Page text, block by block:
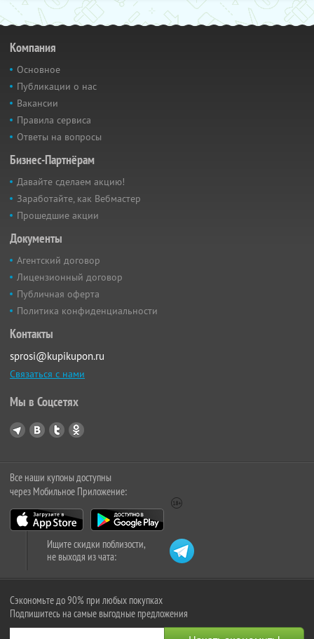
Компания
Основное
Публикации о нас
Вакансии
Правила сервиса
Ответы на вопросы
Бизнес-Партнёрам
Давайте сделаем акцию!
Заработайте, как Вебмастер
Прошедшие акции
Документы
Агентский договор
Лицензионный договор
Публичная оферта
Политика конфиденциальности
Контакты
sprosi@kupikupon.ru
Связаться с нами
Мы в Соцсетях
Все наши купоны доступны
через Мобильное Приложение:
Ищите скидки поблизости,
не выходя из чата:
Сэкономьте до 90% при любых покупках
Подпишитесь на самые выгодные предложения